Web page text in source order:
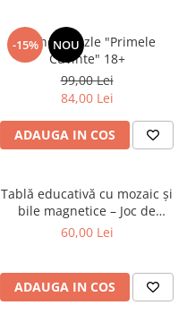
-15% NOU
Pachet Puzzle "Primele
Cuvinte" 18+
99,00 Lei
84,00 Lei
ADAUGA IN COS
Tablă educativă cu mozaic și
bile magnetice – Joc de
creativitate și coordonare
60,00 Lei
ADAUGA IN COS